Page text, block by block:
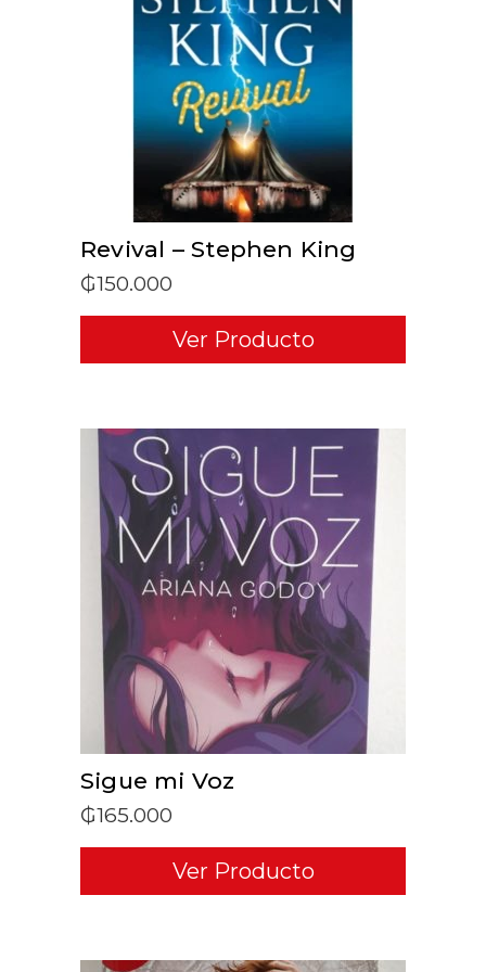
ADD TO CART
Revival – Stephen King
₲150.000
Ver Producto
ADD TO CART
Sigue mi Voz
₲165.000
Ver Producto